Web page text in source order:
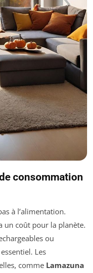
consommation
à l’alimentation.
un coût pour la planète.
ou
Les
comme Lamazuna